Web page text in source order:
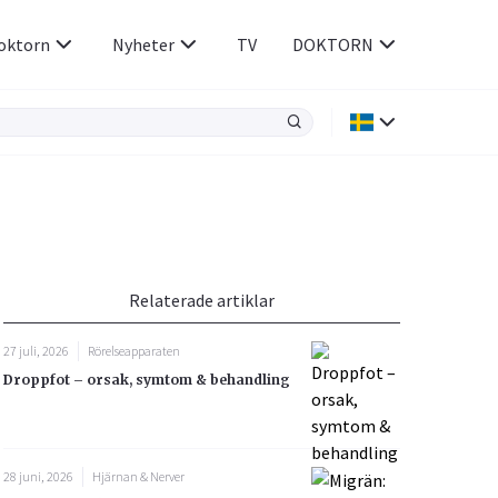
Rökavvänjning
Rörelseapparaten
Sex & Samliv
Sömn & Stress
Nyheter TV DOKTORN
Relaterade artiklar
27 juli, 2026
Rörelseapparaten
Droppfot – orsak, symtom & behandling
28 juni, 2026
Hjärnan & Nerver